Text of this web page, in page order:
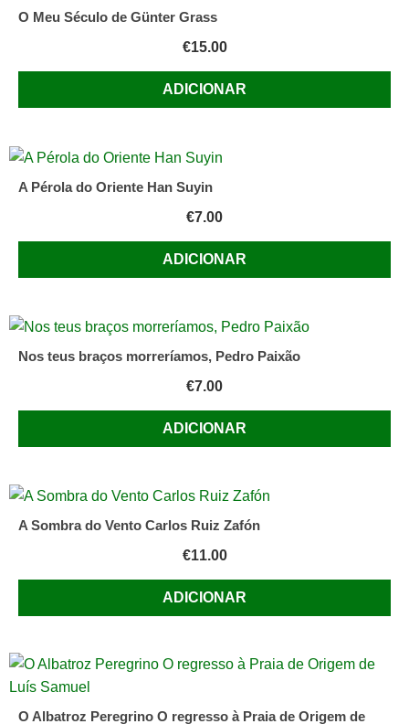
O Meu Século de Günter Grass
€15.00
ADICIONAR
A Pérola do Oriente Han Suyin
€7.00
ADICIONAR
Nos teus braços morreríamos, Pedro Paixão
€7.00
ADICIONAR
A Sombra do Vento Carlos Ruiz Zafón
€11.00
ADICIONAR
O Albatroz Peregrino O regresso à Praia de Origem de